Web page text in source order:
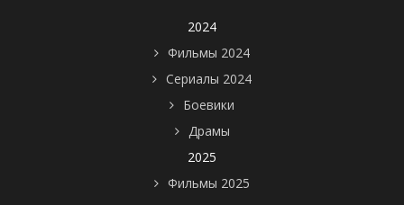
2024
Фильмы 2024
Сериалы 2024
Боевики
Драмы
2025
Фильмы 2025